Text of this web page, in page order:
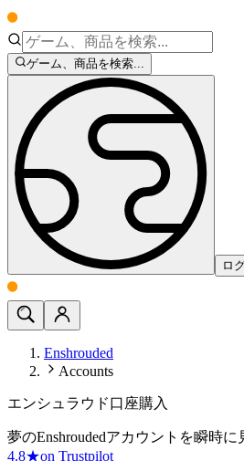
ゲーム、商品を検索...
ロ
Enshrouded
Accounts
エンシュラウド口座購入
夢のEnshroudedアカウントを瞬時に
4.8★on Trustpilot